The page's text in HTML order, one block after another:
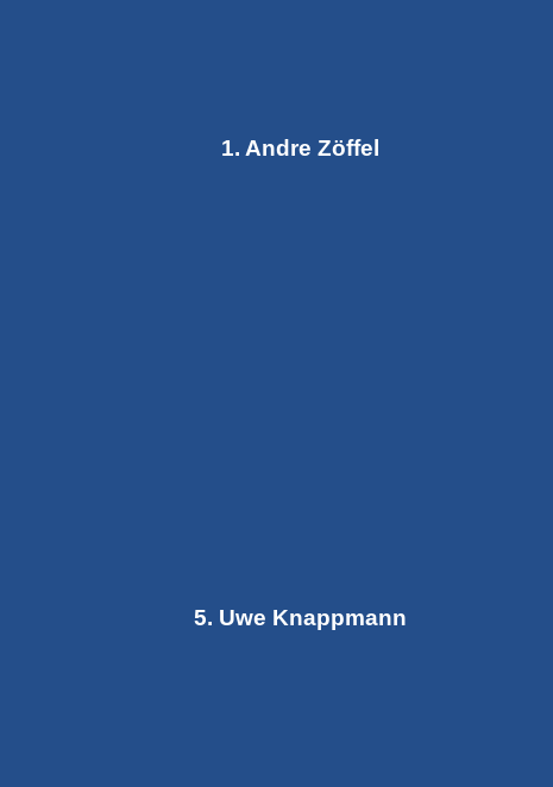
1. Andre Zöffel
5. Uwe Knappmann